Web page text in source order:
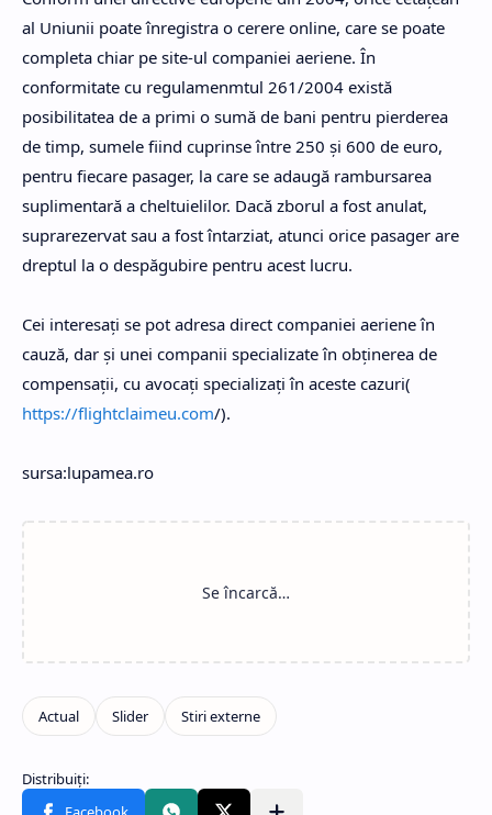
al Uniunii poate înregistra o cerere online, care se poate
completa chiar pe site-ul companiei aeriene. În
conformitate cu regulamenmtul 261/2004 există
posibilitatea de a primi o sumă de bani pentru pierderea
de timp, sumele fiind cuprinse între 250 și 600 de euro,
pentru fiecare pasager, la care se adaugă rambursarea
suplimentară a cheltuielilor. Dacă zborul a fost anulat,
suprarezervat sau a fost întarziat, atunci orice pasager are
dreptul la o despăgubire pentru acest lucru.
Cei interesați se pot adresa direct companiei aeriene în
cauză, dar și unei companii specializate în obținerea de
compensații, cu avocați specializați în aceste cazuri(
https://flightclaimeu.com/).
sursa:lupamea.ro